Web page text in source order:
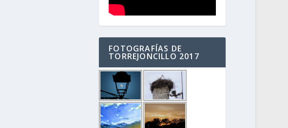
FOTOGRAFÍAS DE
TORREJONCILLO 2017